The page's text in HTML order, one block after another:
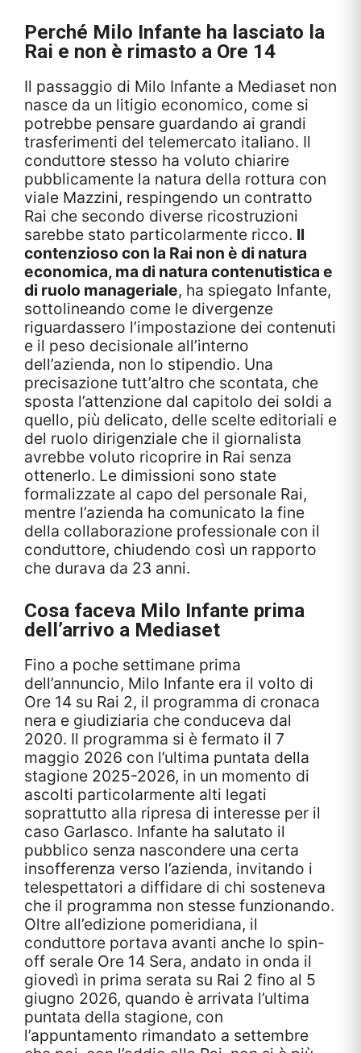
Perché Milo Infante ha lasciato la
Rai e non è rimasto a Ore 14
Il passaggio di Milo Infante a Mediaset non
nasce da un litigio economico, come si
potrebbe pensare guardando ai grandi
trasferimenti del telemercato italiano. Il
conduttore stesso ha voluto chiarire
pubblicamente la natura della rottura con
viale Mazzini, respingendo un contratto
Rai che secondo diverse ricostruzioni
sarebbe stato particolarmente ricco. Il
contenzioso con la Rai non è di natura
economica, ma di natura contenutistica e
di ruolo manageriale, ha spiegato Infante,
sottolineando come le divergenze
riguardassero l’impostazione dei contenuti
e il peso decisionale all’interno
dell’azienda, non lo stipendio. Una
precisazione tutt’altro che scontata, che
sposta l’attenzione dal capitolo dei soldi a
quello, più delicato, delle scelte editoriali e
del ruolo dirigenziale che il giornalista
avrebbe voluto ricoprire in Rai senza
ottenerlo. Le dimissioni sono state
formalizzate al capo del personale Rai,
mentre l’azienda ha comunicato la fine
della collaborazione professionale con il
conduttore, chiudendo così un rapporto
che durava da 23 anni.
Cosa faceva Milo Infante prima
dell’arrivo a Mediaset
Fino a poche settimane prima
dell’annuncio, Milo Infante era il volto di
Ore 14 su Rai 2, il programma di cronaca
nera e giudiziaria che conduceva dal
2020. Il programma si è fermato il 7
maggio 2026 con l’ultima puntata della
stagione 2025-2026, in un momento di
ascolti particolarmente alti legati
soprattutto alla ripresa di interesse per il
caso Garlasco. Infante ha salutato il
pubblico senza nascondere una certa
insofferenza verso l’azienda, invitando i
telespettatori a diffidare di chi sosteneva
che il programma non stesse funzionando.
Oltre all’edizione pomeridiana, il
conduttore portava avanti anche lo spin-
off serale Ore 14 Sera, andato in onda il
giovedì in prima serata su Rai 2 fino al 5
giugno 2026, quando è arrivata l’ultima
puntata della stagione, con
l’appuntamento rimandato a settembre